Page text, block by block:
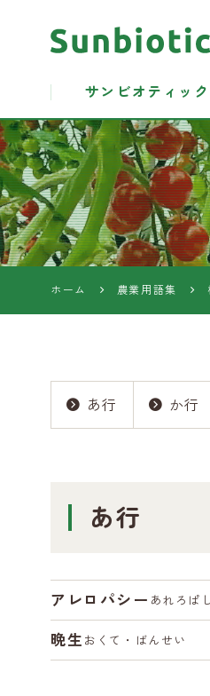
サンビオテ
ィック農業
資材
サンビオティッ
ホーム 農業用語集
あ行 か行
あ行
アレロパシー あれろぱ
晩生 おくて・ばんせい